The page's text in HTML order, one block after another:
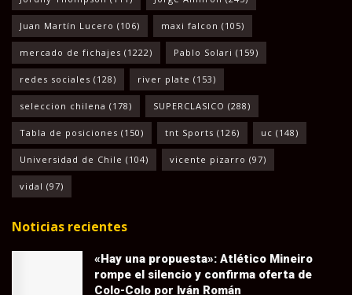
Juan Martín Lucero (106) maxi falcon (105)
mercado de fichajes (1222) Pablo Solari (159)
redes sociales (128) river plate (153)
seleccion chilena (178) SUPERCLASICO (288)
Tabla de posiciones (150) tnt Sports (126) uc (148)
Universidad de Chile (104) vicente pizarro (97)
vidal (97)
Noticias recientes
«Hay una propuesta»: Atlético Mineiro
rompe el silencio y confirma oferta de
Colo-Colo por Iván Román